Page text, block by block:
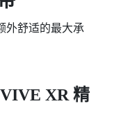
外舒适的最大承
VIVE XR 精